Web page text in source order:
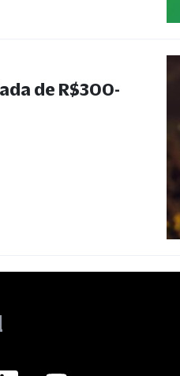
de R$300-